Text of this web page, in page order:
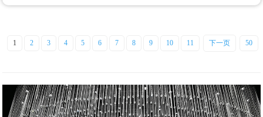
1 2 3 4 5 6 7 8 9 10 11 下一页 50